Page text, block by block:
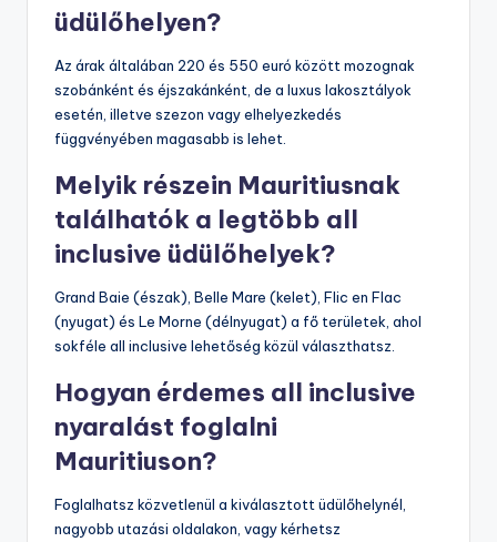
üdülőhelyen?
Az árak általában 220 és 550 euró között mozognak
szobánként és éjszakánként, de a luxus lakosztályok
esetén, illetve szezon vagy elhelyezkedés
függvényében magasabb is lehet.
Melyik részein Mauritiusnak
találhatók a legtöbb all
inclusive üdülőhelyek?
Grand Baie (észak), Belle Mare (kelet), Flic en Flac
(nyugat) és Le Morne (délnyugat) a fő területek, ahol
sokféle all inclusive lehetőség közül választhatsz.
Hogyan érdemes all inclusive
nyaralást foglalni
Mauritiuson?
Foglalhatsz közvetlenül a kiválasztott üdülőhelynél,
nagyobb utazási oldalakon, vagy kérhetsz